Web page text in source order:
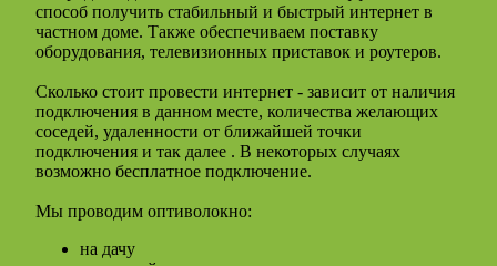
способ получить стабильный и быстрый интернет в
частном доме. Также обеспечиваем поставку
оборудования, телевизионных приставок и роутеров.
Сколько стоит провести интернет - зависит от наличия
подключения в данном месте, количества желающих
соседей, удаленности от ближайшей точки
подключения и так далее . В некоторых случаях
возможно бесплатное подключение.
Мы проводим оптиволокно:
на дачу